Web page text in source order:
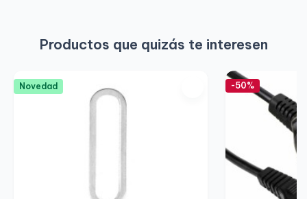
Productos que quizás te interesen
Novedad -50%